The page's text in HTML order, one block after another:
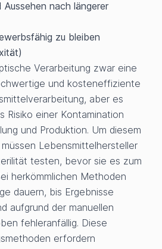
nach längerer
zu bleiben
Verarbeitung zwar eine
und kosteneffiziente
aber es
Risiko einer Kontamination
und Produktion. Um diesem
Lebensmittelhersteller
testen, bevor sie es zum
herkömmlichen Methoden
dauern, bis Ergebnisse
aufgrund der manuellen
fehleranfällig. Diese
erfordern